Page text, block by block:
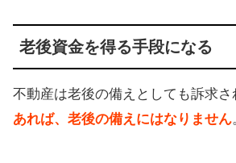
老後資金を得る手段になる
不動産は老後の備えとしても訴求さ
あれば、老後の備えにはなりません